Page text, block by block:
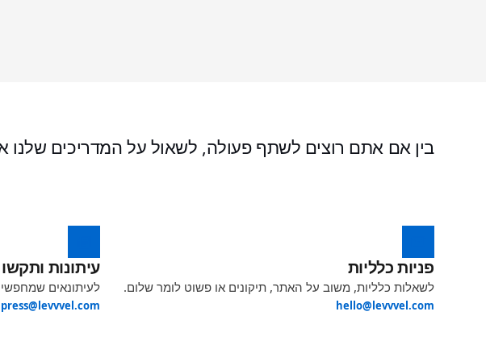
בין אם אתם רוצים לשתף פעולה, לשאול על המדריכים
פניות כלליות
לשאלות כלליות, משוב על האתר, תיקונים או פשוט לומר שלום.
hello@levvvel.com
עיתונות
לעיתונאים
press@levvvel.com